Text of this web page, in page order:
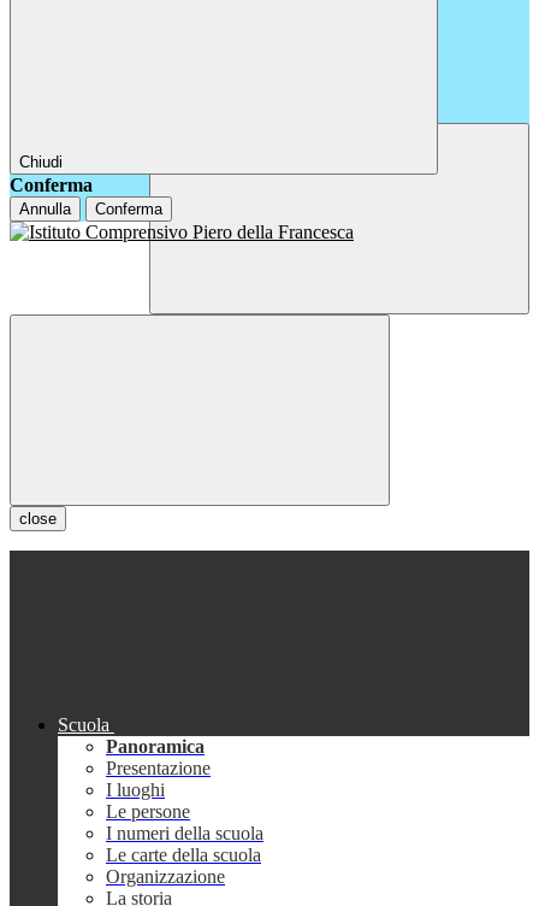
Chiudi
Conferma
Annulla Conferma
close
Scuola
Panoramica
Presentazione
I luoghi
Le persone
I numeri della scuola
Le carte della scuola
Organizzazione
La storia